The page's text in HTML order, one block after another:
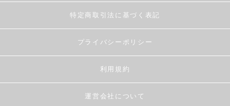
特定商取引法に基づく表記
プライバシーポリシー
利用規約
運営会社について